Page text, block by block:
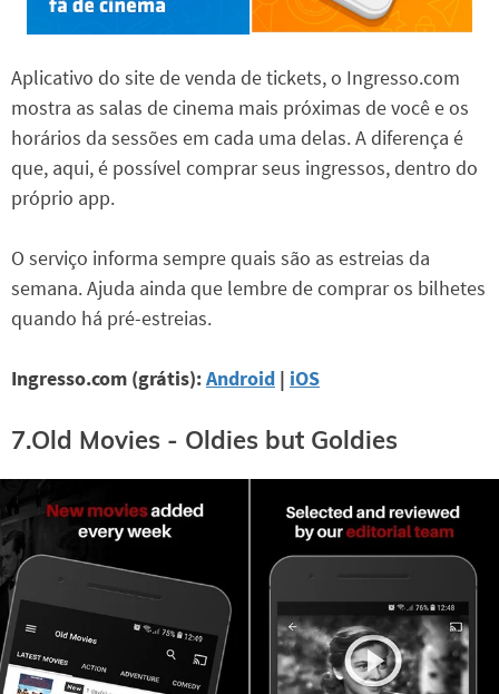
Aplicativo do site de venda de tickets, o Ingresso.com
mostra as salas de cinema mais próximas de você e os
horários da sessões em cada uma delas. A diferença é
que, aqui, é possível comprar seus ingressos, dentro do
próprio app.
O serviço informa sempre quais são as estreias da
semana. Ajuda ainda que lembre de comprar os bilhetes
quando há pré-estreias.
Ingresso.com (grátis):Android | iOS
7.Old Movies - Oldies but Goldies